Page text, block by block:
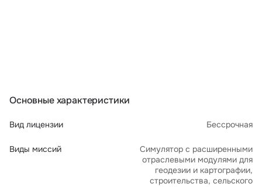
Основные характеристики
Вид лицензии Бессрочная
Виды миссий
Симулятор с расширенными
отраслевыми модулями для
геодезии и картографии,
строительства, сельского